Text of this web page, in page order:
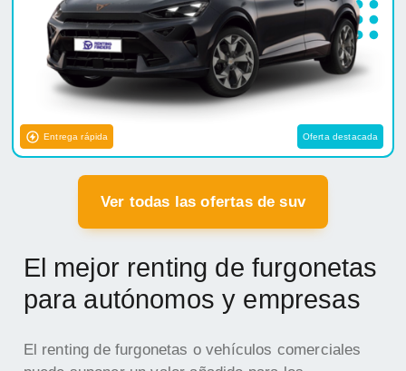
Entrega rápida Oferta destacada
Ver todas las ofertas de suv
El mejor renting de furgonetas
para autónomos y empresas
El renting de furgonetas o vehículos comerciales